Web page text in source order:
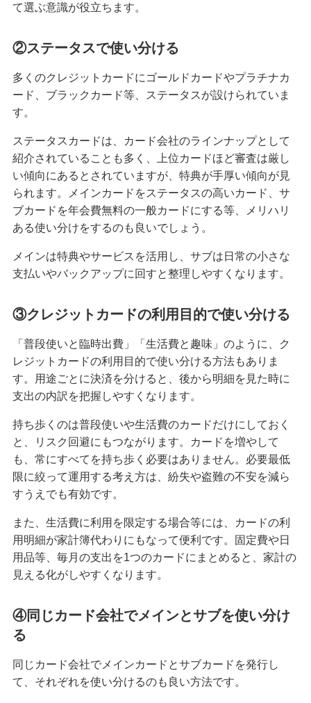
て選ぶ意識が役立ちます。
②ステータスで使い分ける
多くのクレジットカードにゴールドカードやプラチナカ
ード、ブラックカード等、ステータスが設けられていま
す。
ステータスカードは、カード会社のラインナップとして
紹介されていることも多く、上位カードほど審査は厳し
い傾向にあるとされていますが、特典が手厚い傾向が見
られます。メインカードをステータスの高いカード、サ
ブカードを年会費無料の一般カードにする等、メリハリ
ある使い分けをするのも良いでしょう。
メインは特典やサービスを活用し、サブは日常の小さな
支払いやバックアップに回すと整理しやすくなります。
③クレジットカードの利用目的で使い分ける
「普段使いと臨時出費」「生活費と趣味」のように、ク
レジットカードの利用目的で使い分ける方法もありま
す。用途ごとに決済を分けると、後から明細を見た時に
支出の内訳を把握しやすくなります。
持ち歩くのは普段使いや生活費のカードだけにしておく
と、リスク回避にもつながります。カードを増やして
も、常にすべてを持ち歩く必要はありません。必要最低
限に絞って運用する考え方は、紛失や盗難の不安を減ら
すうえでも有効です。
また、生活費に利用を限定する場合等には、カードの利
用明細が家計簿代わりにもなって便利です。固定費や日
用品等、毎月の支出を1つのカードにまとめると、家計の
見える化がしやすくなります。
④同じカード会社でメインとサブを使い分け
る
同じカード会社でメインカードとサブカードを発行し
て、それぞれを使い分けるのも良い方法です。